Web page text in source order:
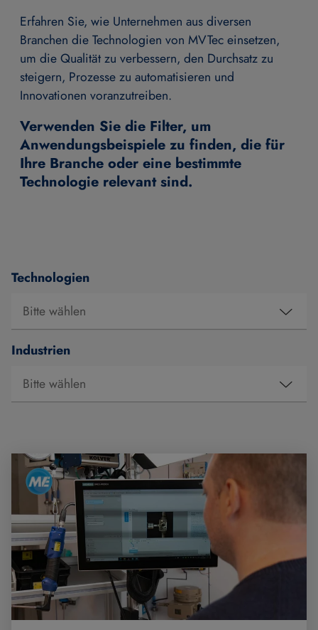
Erfahren Sie, wie Unternehmen aus diversen
Branchen die Technologien von MVTec einsetzen,
um die Qualität zu verbessern, den Durchsatz zu
steigern, Prozesse zu automatisieren und
Innovationen voranzutreiben.
Verwenden Sie die Filter, um
Anwendungsbeispiele zu finden, die für
Ihre Branche oder eine bestimmte
Technologie relevant sind.
Technologien
Industrien